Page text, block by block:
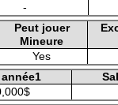
-
Peut jouer
Mineure
Yes